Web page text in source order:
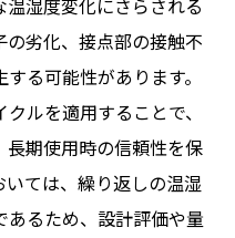
湿度変化にさらされる
劣化、接点部の接触不
る可能性があります。
ルを適用することで、
長期使用時の信頼性を保
ては、繰り返しの温湿
るため、設計評価や量